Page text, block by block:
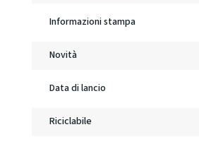
Informazioni stampa
Novità
Data di lancio
Riciclabile